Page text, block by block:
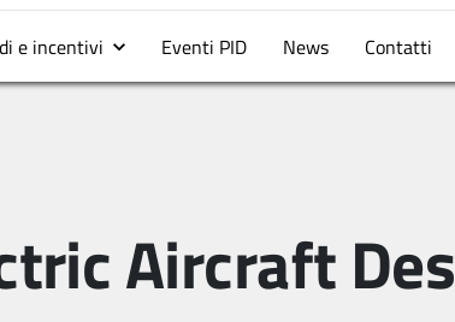
top 2
e incentivi Eventi PID News Contatti
Aircraft